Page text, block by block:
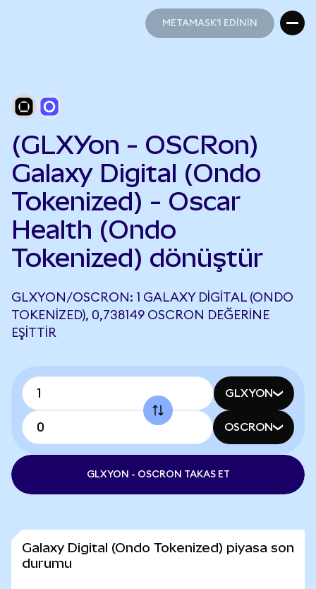
METAMASK'I EDİNİN
(GLXYon - OSCRon)
Galaxy Digital (Ondo
Tokenized) - Oscar
Health (Ondo
Tokenized) dönüştür
GLXYON/OSCRON: 1 GALAXY DIGITAL (ONDO
TOKENIZED), 0,738149 OSCRON DEĞERINE
EŞITTIR
GLXYON
OSCRON
GLXYON - OSCRON TAKAS ET
Galaxy Digital (Ondo Tokenized) piyasa son
durumu